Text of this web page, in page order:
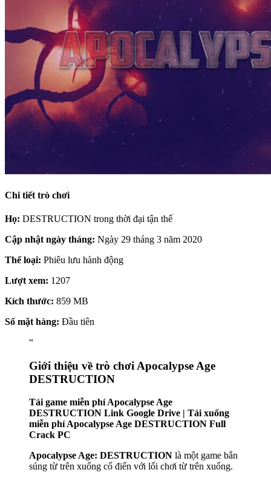
Chi tiết trò chơi
Họ: DESTRUCTION trong thời đại tận thế
Cập nhật ngày tháng: Ngày 29 tháng 3 năm 2020
Thể loại: Phiêu lưu hành động
Lượt xem: 1207
Kích thước: 859 MB
Số mặt hàng: Đầu tiên
“
Giới thiệu về trò chơi Apocalypse Age
DESTRUCTION
Tải game miễn phí Apocalypse Age
DESTRUCTION Link Google Drive | Tải xuống
miễn phí Apocalypse Age DESTRUCTION Full
Crack PC
Apocalypse Age: DESTRUCTION là một game bắn
súng từ trên xuống cổ điển với lối chơi từ trên xuống.